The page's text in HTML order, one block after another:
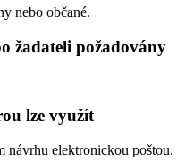
nebo občané.
žadateli požadovány
lze využít
návrhu elektronickou poštou.